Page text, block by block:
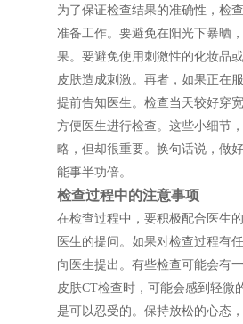
为了保证检查结果的准确性，检
准备工作。要避免在阳光下暴晒
果。要避免使用刺激性的化妆品
皮肤造成刺激。再者，如果正在
提前告知医生。检查当天较好穿
方便医生进行检查。这些小细节
略，但却很重要。换句话说，做
能事半功倍。
检查过程中的注意事项
在检查过程中，要积极配合医生
医生的提问。如果对检查过程有
向医生提出。有些检查可能会有
皮肤CT检查时，可能会感到轻微
是可以忍受的。保持放松的心态